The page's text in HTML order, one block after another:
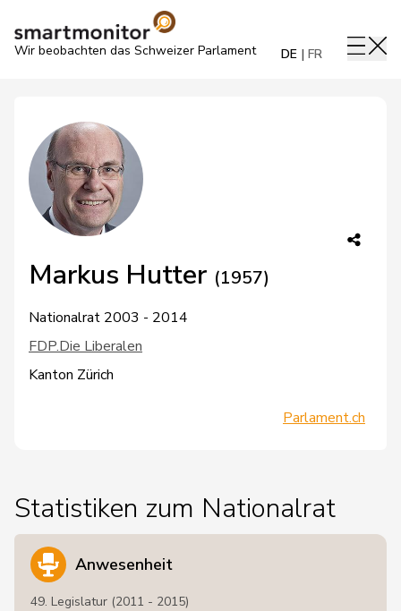
Wir beobachten das Schweizer Parlament DE FR
Markus Hutter (1957)
Nationalrat 2003 - 2014
FDP.Die Liberalen
Kanton Zürich
Parlament.ch
Statistiken zum Nationalrat
Anwesenheit
49. Legislatur (2011 - 2015)